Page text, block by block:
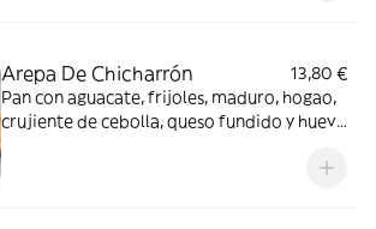
Arepa De Chicharrón
13,80 €
Pan con aguacate, frijoles, maduro, hogao,
crujiente de cebolla, queso fundido y huevo